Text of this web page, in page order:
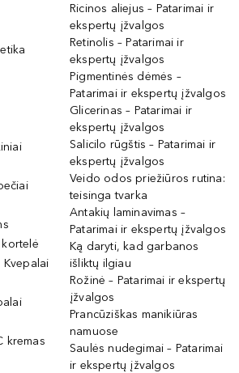
kremas
Ricinos aliejus – Patarimai ir
ekspertų įžvalgos
Retinolis – Patarimai ir
ekspertų įžvalgos
Pigmentinės dėmės –
Patarimai ir ekspertų įžvalgos
Glicerinas – Patarimai ir
ekspertų įžvalgos
Salicilo rūgštis – Patarimai ir
ekspertų įžvalgos
Veido odos priežiūros rutina:
teisinga tvarka
Antakių laminavimas –
Patarimai ir ekspertų įžvalgos
Ką daryti, kad garbanos
išliktų ilgiau
Rožinė – Patarimai ir ekspertų
įžvalgos
Prancūziškas manikiūras
namuose
Saulės nudegimai – Patarimai
ir ekspertų įžvalgos